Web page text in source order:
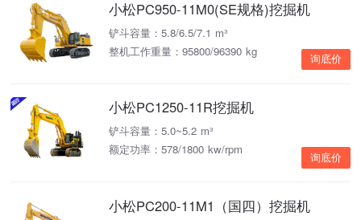
小松PC950-11M0(SE规格)挖掘机
铲斗容量：5.8/6.5/7.1 m³
整机工作重量：95800/96390 kg
询底价
小松PC1250-11R挖掘机
铲斗容量：5.0~5.2 m³
额定功率：578/1800 kw/rpm
询底价
小松PC200-11M1（国四）挖掘机